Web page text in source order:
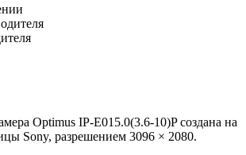
Optimus IP-E015.0(3.6-10)P создана на
Sony, разрешением 3096 × 2080.